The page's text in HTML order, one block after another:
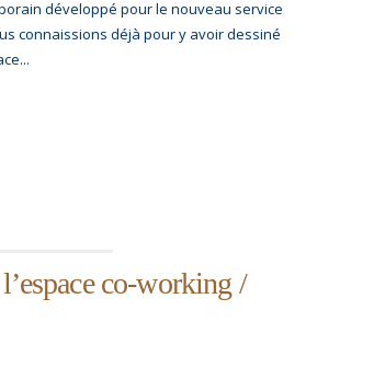
développé pour le nouveau service
connaissions déjà pour y avoir dessiné
co-working /